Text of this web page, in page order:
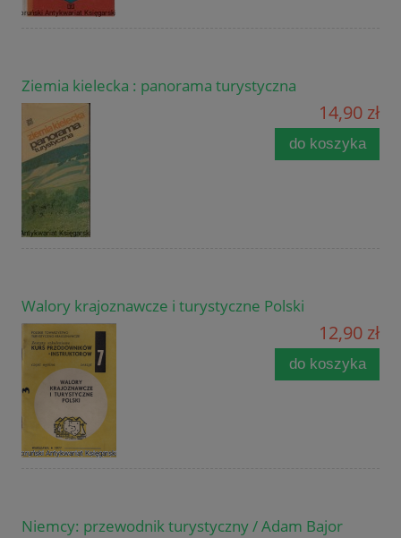
Ziemia kielecka : panorama turystyczna
14,90 zł
do koszyka
Walory krajoznawcze i turystyczne Polski
12,90 zł
do koszyka
Niemcy: przewodnik turystyczny / Adam Bajor